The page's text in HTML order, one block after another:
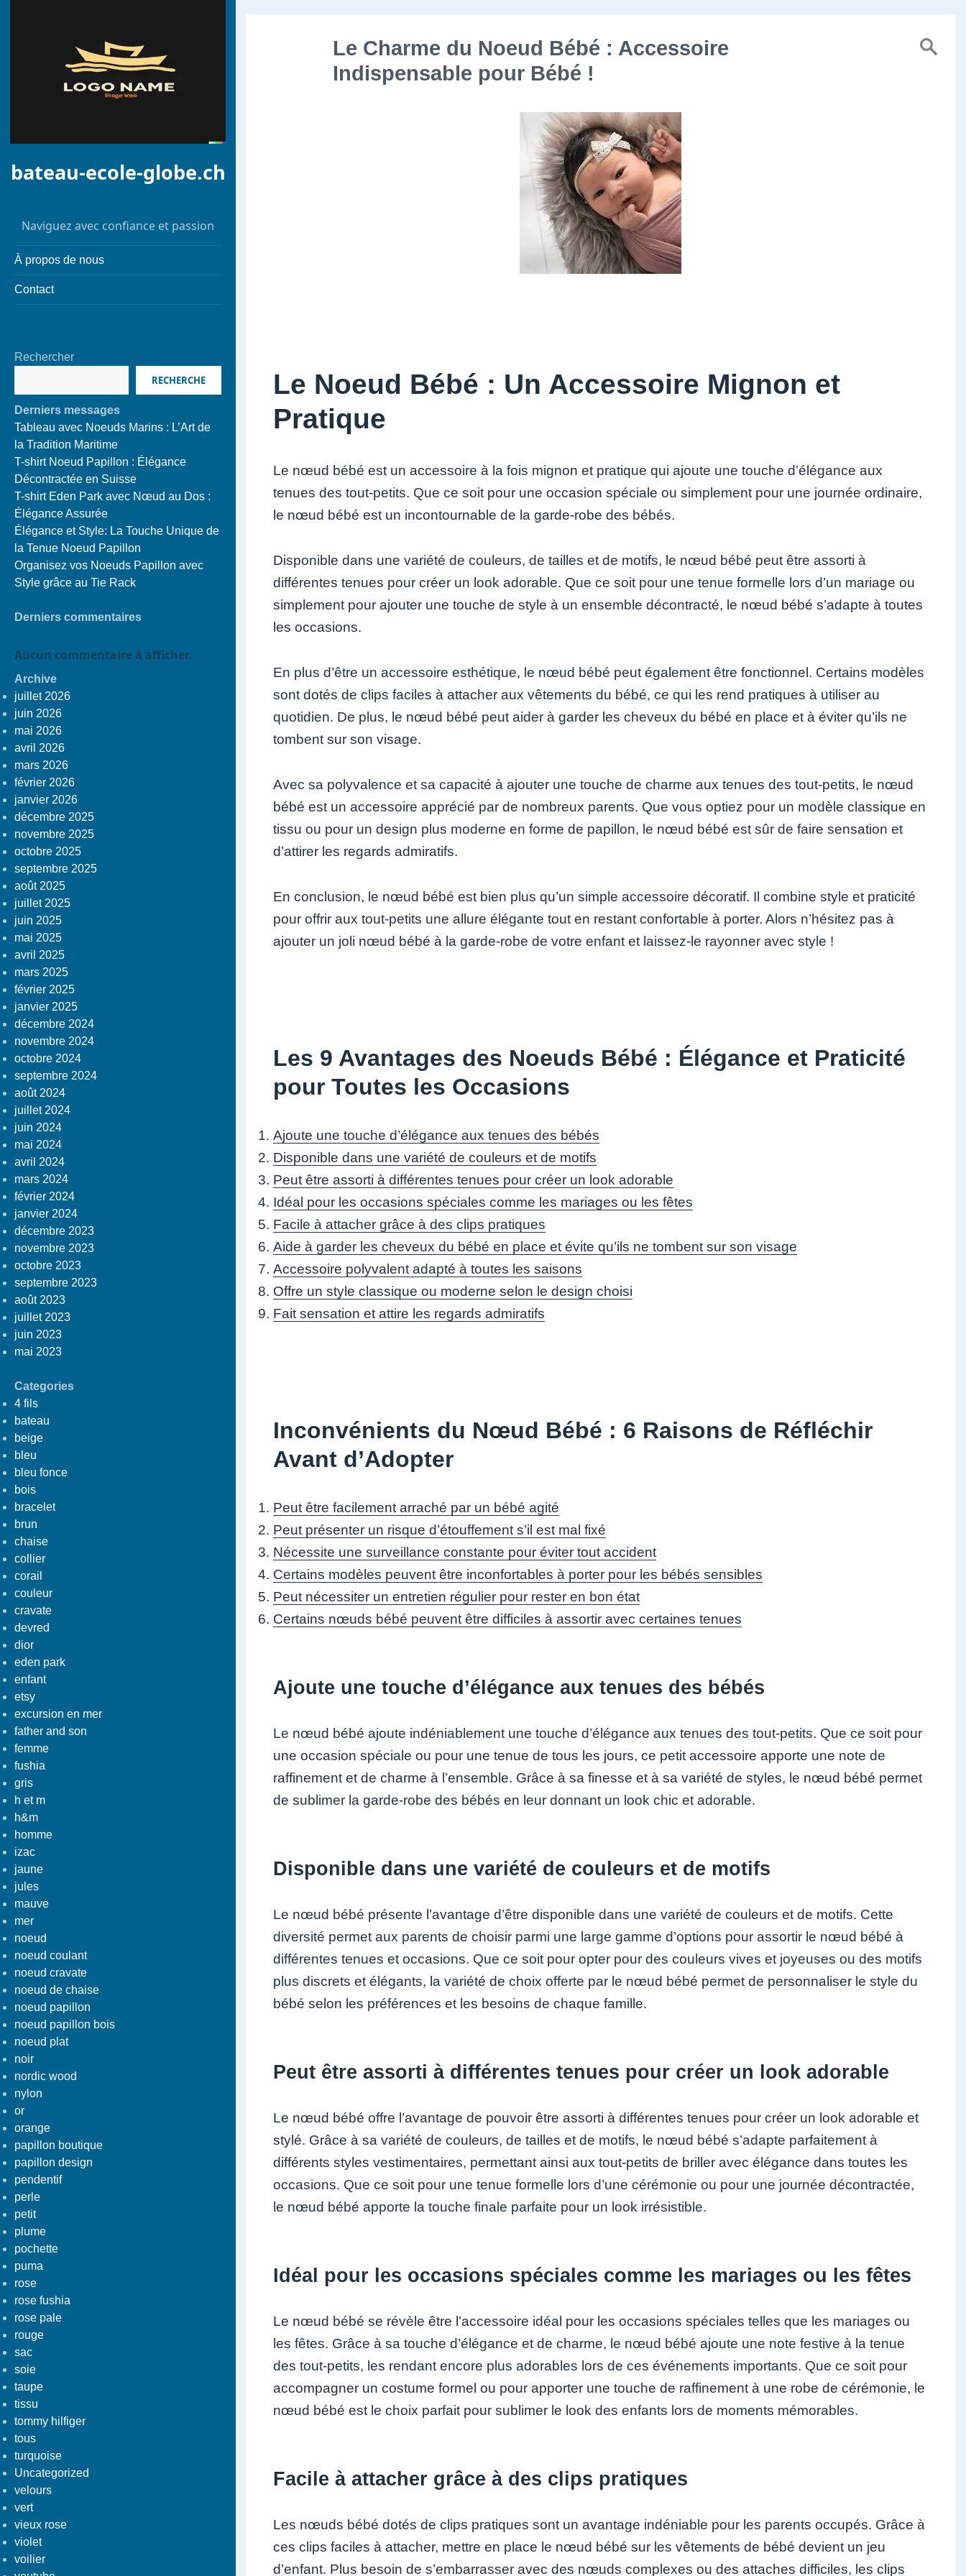
bateau-ecole-globe.ch
Naviguez avec confiance et passion
À propos de nous
Contact
Rechercher
RECHERCHE
Derniers messages
Tableau avec Noeuds Marins : L’Art de
la Tradition Maritime
T-shirt Noeud Papillon : Élégance
Décontractée en Suisse
T-shirt Eden Park avec Nœud au Dos :
Élégance Assurée
Élégance et Style: La Touche Unique de
la Tenue Noeud Papillon
Organisez vos Noeuds Papillon avec
Style grâce au Tie Rack
Derniers commentaires
Aucun commentaire à afficher.
Archive
juillet 2026
juin 2026
mai 2026
avril 2026
mars 2026
février 2026
janvier 2026
décembre 2025
novembre 2025
octobre 2025
septembre 2025
août 2025
juillet 2025
juin 2025
mai 2025
avril 2025
mars 2025
février 2025
janvier 2025
décembre 2024
novembre 2024
octobre 2024
septembre 2024
août 2024
juillet 2024
juin 2024
mai 2024
avril 2024
mars 2024
février 2024
janvier 2024
décembre 2023
novembre 2023
octobre 2023
septembre 2023
août 2023
juillet 2023
juin 2023
mai 2023
Categories
4 fils
bateau
beige
bleu
bleu fonce
bois
bracelet
brun
chaise
collier
corail
couleur
cravate
devred
dior
eden park
enfant
etsy
excursion en mer
father and son
femme
fushia
gris
h et m
h&m
homme
izac
jaune
jules
mauve
mer
noeud
noeud coulant
noeud cravate
noeud de chaise
noeud papillon
noeud papillon bois
noeud plat
noir
nordic wood
nylon
or
orange
papillon boutique
papillon design
pendentif
perle
petit
plume
pochette
puma
rose
rose fushia
rose pale
rouge
sac
soie
taupe
tissu
tommy hilfiger
tous
turquoise
Uncategorized
velours
vert
vieux rose
violet
voilier
Le Charme du Noeud Bébé : Accessoire
Indispensable pour Bébé !
Le Noeud Bébé : Un Accessoire Mignon et
Pratique
Le nœud bébé est un accessoire à la fois mignon et pratique qui ajoute une touche d’élégance aux
tenues des tout-petits. Que ce soit pour une occasion spéciale ou simplement pour une journée ordinaire,
le nœud bébé est un incontournable de la garde-robe des bébés.
Disponible dans une variété de couleurs, de tailles et de motifs, le nœud bébé peut être assorti à
différentes tenues pour créer un look adorable. Que ce soit pour une tenue formelle lors d’un mariage ou
simplement pour ajouter une touche de style à un ensemble décontracté, le nœud bébé s’adapte à toutes
les occasions.
En plus d’être un accessoire esthétique, le nœud bébé peut également être fonctionnel. Certains modèles
sont dotés de clips faciles à attacher aux vêtements du bébé, ce qui les rend pratiques à utiliser au
quotidien. De plus, le nœud bébé peut aider à garder les cheveux du bébé en place et à éviter qu’ils ne
tombent sur son visage.
Avec sa polyvalence et sa capacité à ajouter une touche de charme aux tenues des tout-petits, le nœud
bébé est un accessoire apprécié par de nombreux parents. Que vous optiez pour un modèle classique en
tissu ou pour un design plus moderne en forme de papillon, le nœud bébé est sûr de faire sensation et
d’attirer les regards admiratifs.
En conclusion, le nœud bébé est bien plus qu’un simple accessoire décoratif. Il combine style et praticité
pour offrir aux tout-petits une allure élégante tout en restant confortable à porter. Alors n’hésitez pas à
ajouter un joli nœud bébé à la garde-robe de votre enfant et laissez-le rayonner avec style !
Les 9 Avantages des Noeuds Bébé : Élégance et Praticité
pour Toutes les Occasions
Ajoute une touche d’élégance aux tenues des bébés
Disponible dans une variété de couleurs et de motifs
Peut être assorti à différentes tenues pour créer un look adorable
Idéal pour les occasions spéciales comme les mariages ou les fêtes
Facile à attacher grâce à des clips pratiques
Aide à garder les cheveux du bébé en place et évite qu’ils ne tombent sur son visage
Accessoire polyvalent adapté à toutes les saisons
Offre un style classique ou moderne selon le design choisi
Fait sensation et attire les regards admiratifs
Inconvénients du Nœud Bébé : 6 Raisons de Réfléchir
Avant d’Adopter
Peut être facilement arraché par un bébé agité
Peut présenter un risque d’étouffement s’il est mal fixé
Nécessite une surveillance constante pour éviter tout accident
Certains modèles peuvent être inconfortables à porter pour les bébés sensibles
Peut nécessiter un entretien régulier pour rester en bon état
Certains nœuds bébé peuvent être difficiles à assortir avec certaines tenues
Ajoute une touche d’élégance aux tenues des bébés
Le nœud bébé ajoute indéniablement une touche d’élégance aux tenues des tout-petits. Que ce soit pour
une occasion spéciale ou pour une tenue de tous les jours, ce petit accessoire apporte une note de
raffinement et de charme à l’ensemble. Grâce à sa finesse et à sa variété de styles, le nœud bébé permet
de sublimer la garde-robe des bébés en leur donnant un look chic et adorable.
Disponible dans une variété de couleurs et de motifs
Le nœud bébé présente l’avantage d’être disponible dans une variété de couleurs et de motifs. Cette
diversité permet aux parents de choisir parmi une large gamme d’options pour assortir le nœud bébé à
différentes tenues et occasions. Que ce soit pour opter pour des couleurs vives et joyeuses ou des motifs
plus discrets et élégants, la variété de choix offerte par le nœud bébé permet de personnaliser le style du
bébé selon les préférences et les besoins de chaque famille.
Peut être assorti à différentes tenues pour créer un look adorable
Le nœud bébé offre l’avantage de pouvoir être assorti à différentes tenues pour créer un look adorable et
stylé. Grâce à sa variété de couleurs, de tailles et de motifs, le nœud bébé s’adapte parfaitement à
différents styles vestimentaires, permettant ainsi aux tout-petits de briller avec élégance dans toutes les
occasions. Que ce soit pour une tenue formelle lors d’une cérémonie ou pour une journée décontractée,
le nœud bébé apporte la touche finale parfaite pour un look irrésistible.
Idéal pour les occasions spéciales comme les mariages ou les fêtes
Le nœud bébé se révèle être l’accessoire idéal pour les occasions spéciales telles que les mariages ou
les fêtes. Grâce à sa touche d’élégance et de charme, le nœud bébé ajoute une note festive à la tenue
des tout-petits, les rendant encore plus adorables lors de ces événements importants. Que ce soit pour
accompagner un costume formel ou pour apporter une touche de raffinement à une robe de cérémonie, le
nœud bébé est le choix parfait pour sublimer le look des enfants lors de moments mémorables.
Facile à attacher grâce à des clips pratiques
Les nœuds bébé dotés de clips pratiques sont un avantage indéniable pour les parents occupés. Grâce à
ces clips faciles à attacher, mettre en place le nœud bébé sur les vêtements de bébé devient un jeu
d’enfant. Plus besoin de s’embarrasser avec des nœuds complexes ou des attaches difficiles, les clips